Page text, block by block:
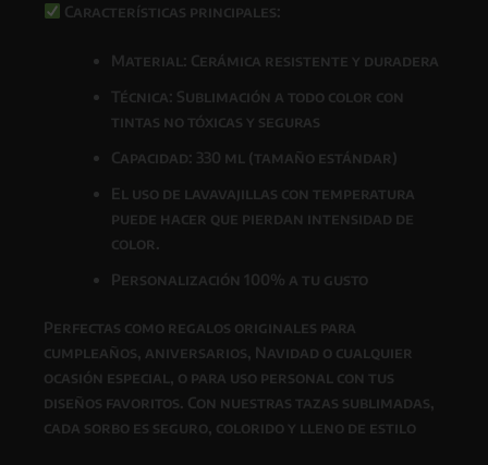
Características principales:
Material: Cerámica resistente y duradera
Técnica: Sublimación a todo color con
tintas no tóxicas y seguras
Capacidad: 330 ml (tamaño estándar)
El uso de lavavajillas con temperatura
puede hacer que pierdan intensidad de
color.
Personalización 100% a tu gusto
Perfectas como regalos originales para
cumpleaños, aniversarios, Navidad o cualquier
ocasión especial , o para uso personal con tus
diseños favoritos. Con nuestras tazas sublimadas,
cada sorbo es seguro, colorido y lleno de estilo